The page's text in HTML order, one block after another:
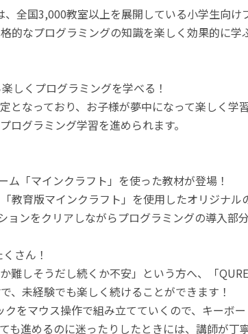
全国3,000教室以上を展開している小学生向け
的なプログラミングの知識を楽しく効果的に学
しくプログラミングを学べる！
なっており、お子様が夢中になって楽しく学
ログラミング学習を進められます。
「マインクラフト」を使った教材が登場！
教育版マインクラフト」を使用したオリジナル
ンをクリアしながらプログラミングの導入部分
さん！
難しそうだし続くか不安」という方へ、「
、未経験でも楽しく続けることができます！
をマウス操作で組み立てていくので、キーボ
も進めるのに迷ったりしたときには、講師が丁